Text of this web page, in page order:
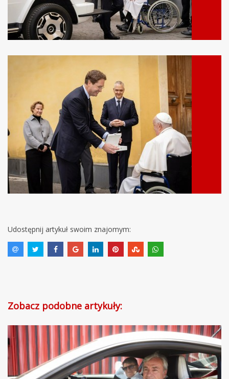
Udostępnij artykuł swoim znajomym:
Zobacz podobne artykuły: